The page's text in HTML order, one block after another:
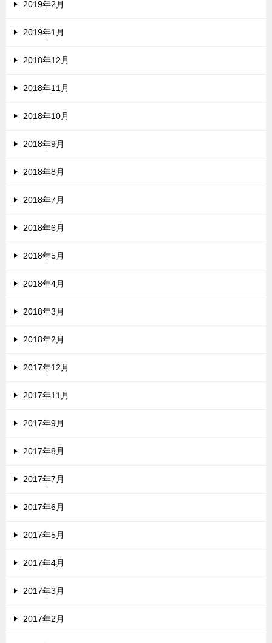
2019年2月
2019年1月
2018年12月
2018年11月
2018年10月
2018年9月
2018年8月
2018年7月
2018年6月
2018年5月
2018年4月
2018年3月
2018年2月
2017年12月
2017年11月
2017年9月
2017年8月
2017年7月
2017年6月
2017年5月
2017年4月
2017年3月
2017年2月